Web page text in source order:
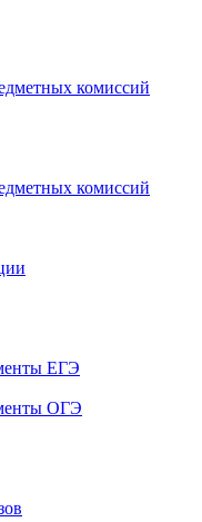
комиссий
комиссий
ЕГЭ
ОГЭ